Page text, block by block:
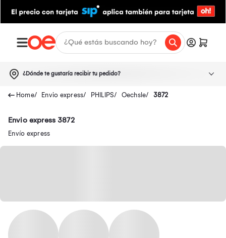
¿Dónde te gustaría recibir tu pedido?
Envio express PHILIPS Oechsle 3872
Envio express 3872
Envío express